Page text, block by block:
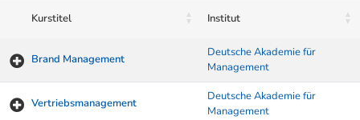
Kurstitel Institut
Brand Management
Deutsche Akademie für
Management
Vertriebsmanagement
Deutsche Akademie für
Management